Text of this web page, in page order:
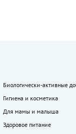
Биологически-активные
Гигиена и косметика
Для мамы и малыша
Здоровое питание